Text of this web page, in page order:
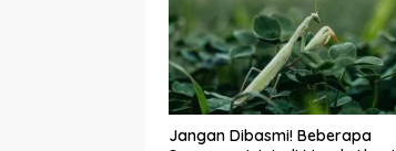
Jangan Dibasmi! Beberapa